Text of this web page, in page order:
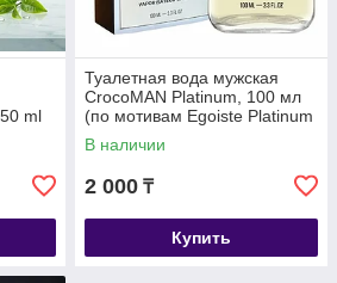
ml
Туалетная вода мужская
CrocoMAN Platinum, 100 мл
(по мотивам Egoiste Platinum
(Chanel)
В наличии
2 000 ₸
Купить